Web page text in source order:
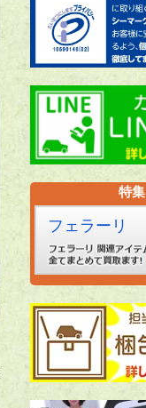
特集
フェラーリ